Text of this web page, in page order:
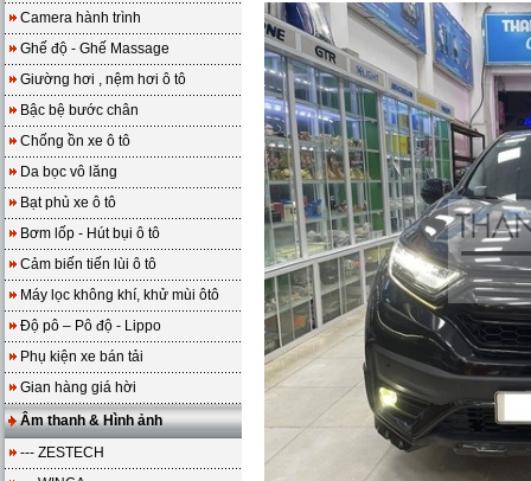
Camera hành trình
Ghế độ - Ghế Massage
Giường hơi , nệm hơi ô tô
Bậc bệ bước chân
Chống ồn xe ô tô
Da bọc vô lăng
Bạt phủ xe ô tô
Bơm lốp - Hút bụi ô tô
Cảm biến tiến lùi ô tô
Máy lọc không khí, khử mùi ôtô
Độ pô – Pô độ - Lippo
Phụ kiện xe bán tải
Gian hàng giá hời
Âm thanh & Hình ảnh
--- ZESTECH